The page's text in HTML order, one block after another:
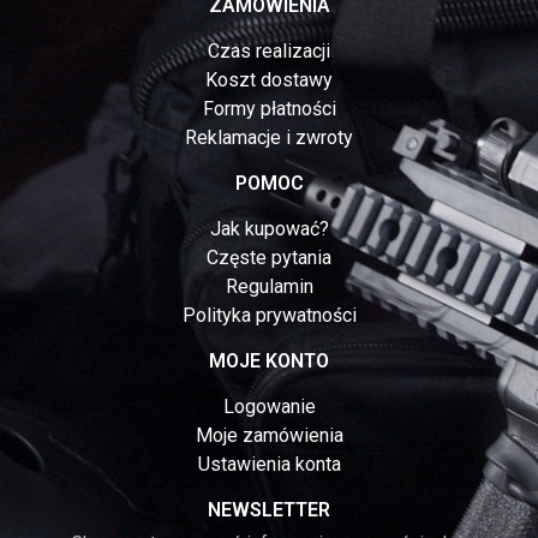
ZAMÓWIENIA
Czas realizacji
Koszt dostawy
Formy płatności
Reklamacje i zwroty
POMOC
Jak kupować?
Częste pytania
Regulamin
Polityka prywatności
MOJE KONTO
Logowanie
Moje zamówienia
Ustawienia konta
NEWSLETTER